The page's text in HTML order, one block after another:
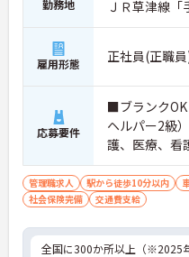
勤務地
ＪＲ草津線
雇用形態 正社員(正職
応募要件
■ブランク
ヘルパー2級
護、医療、看
転免許(AT限
いた方歓迎
管理職求人 駅から徒歩10分以内
社会保険完備
交通費支給
全国に300か所以上（※2025